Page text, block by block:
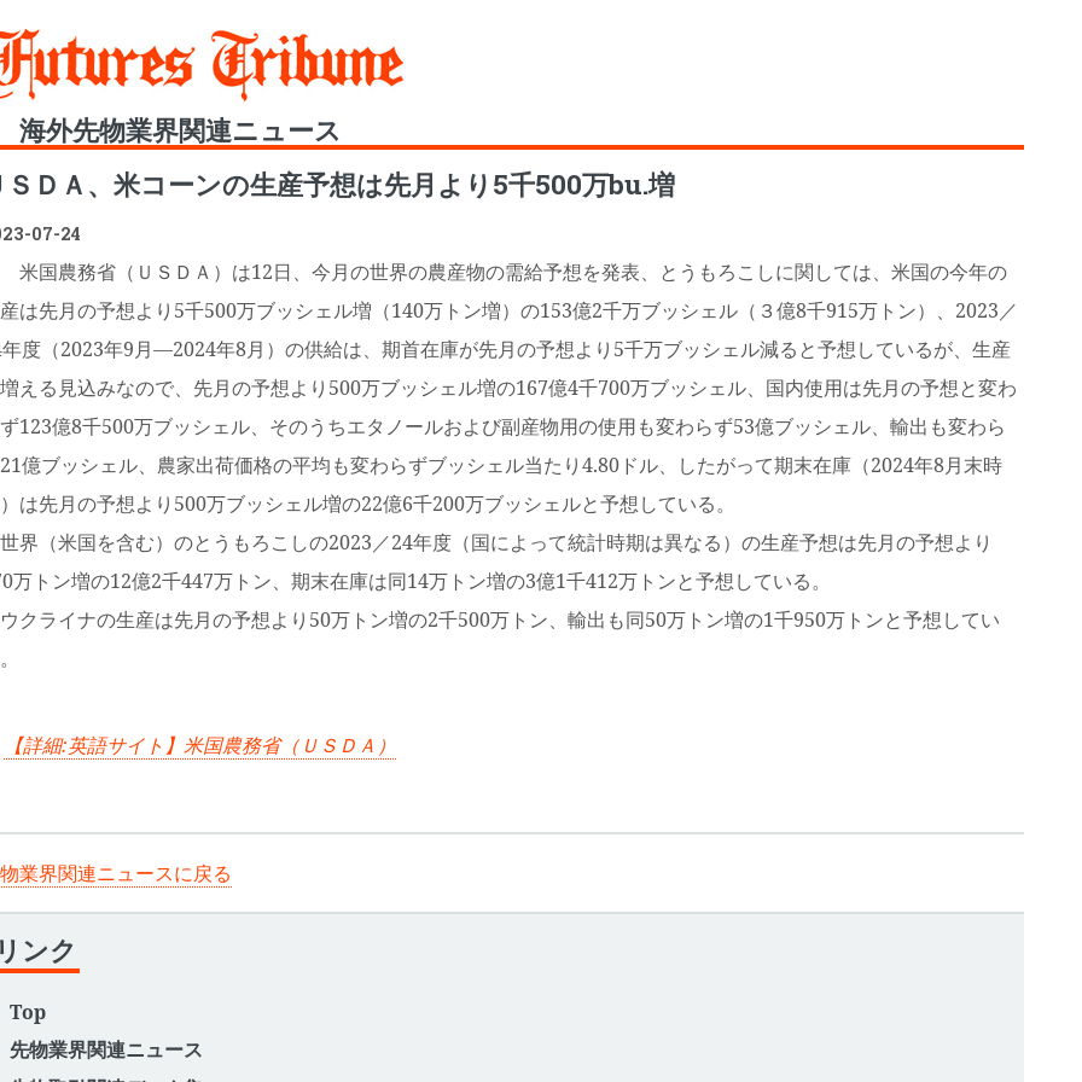
海外先物業界関連ニュース
ＳＤＡ、米コーンの生産予想は先月より5千500万bu.増
07-24
国農務省（ＵＳＤＡ）は12日、今月の世界の農産物の需給予想を発表、とうもろこしに関しては、米国の今年の
は先月の予想より5千500万ブッシェル増（140万トン増）の153億2千万ブッシェル（３億8千915万トン）、2023／
度（2023年9月―2024年8月）の供給は、期首在庫が先月の予想より5千万ブッシェル減ると予想しているが、生産
える見込みなので、先月の予想より500万ブッシェル増の167億4千700万ブッシェル、国内使用は先月の予想と変わ
123億8千500万ブッシェル、そのうちエタノールおよび副産物用の使用も変わらず53億ブッシェル、輸出も変わら
億ブッシェル、農家出荷価格の平均も変わらずブッシェル当たり4.80ドル、したがって期末在庫（2024年8月末時
は先月の予想より500万ブッシェル増の22億6千200万ブッシェルと予想している。
界（米国を含む）のとうもろこしの2023／24年度（国によって統計時期は異なる）の生産予想は先月の予想より
万トン増の12億2千447万トン、期末在庫は同14万トン増の3億1千412万トンと予想している。
クライナの生産は先月の予想より50万トン増の2千500万トン、輸出も同50万トン増の1千950万トンと予想してい
【詳細:英語サイト】米国農務省（ＵＳＤＡ）
業界関連ニュースに戻る
リンク
Top
先物業界関連ニュース
Toggle